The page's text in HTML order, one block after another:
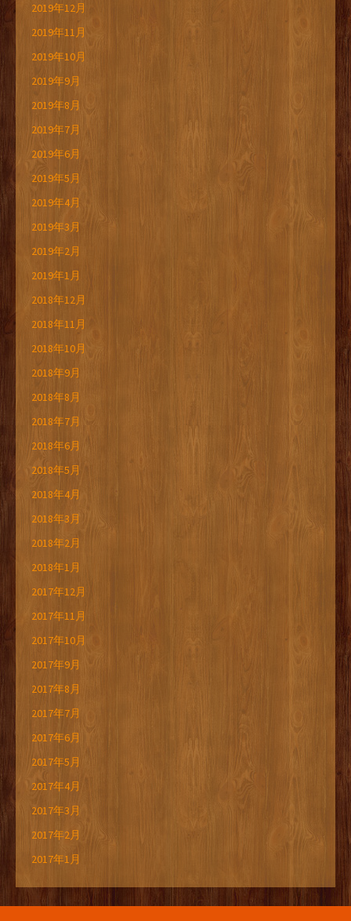
2019年12月
2019年11月
2019年10月
2019年9月
2019年8月
2019年7月
2019年6月
2019年5月
2019年4月
2019年3月
2019年2月
2019年1月
2018年12月
2018年11月
2018年10月
2018年9月
2018年8月
2018年7月
2018年6月
2018年5月
2018年4月
2018年3月
2018年2月
2018年1月
2017年12月
2017年11月
2017年10月
2017年9月
2017年8月
2017年7月
2017年6月
2017年5月
2017年4月
2017年3月
2017年2月
2017年1月